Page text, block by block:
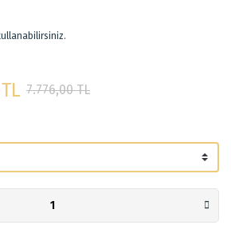
7.776,00 TL